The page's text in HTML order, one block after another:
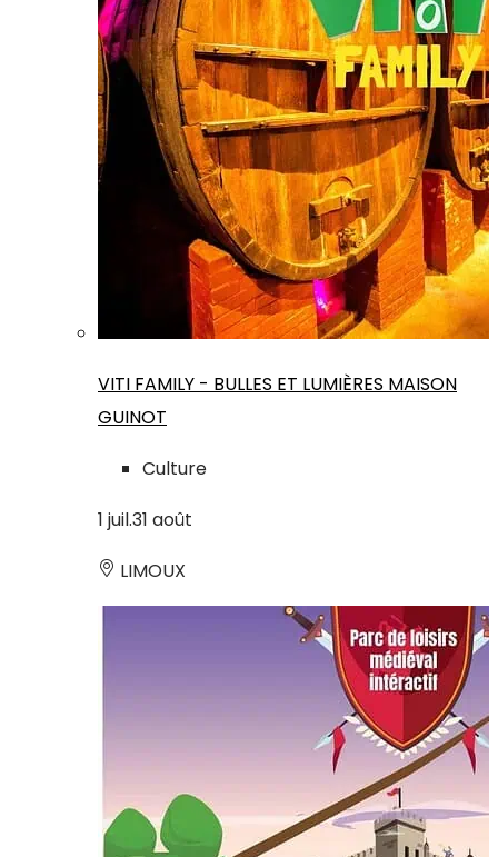
VITI FAMILY - BULLES ET LUMIÈRES MAISON
GUINOT
Culture
1 juil.31 août
LIMOUX